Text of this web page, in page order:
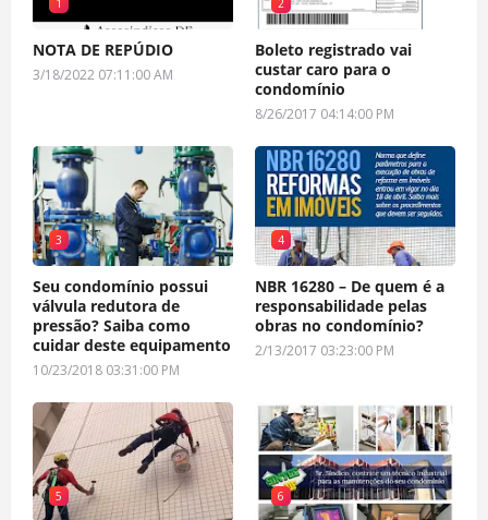
1
NOTA DE REPÚDIO
3/18/2022 07:11:00 AM
2
Boleto registrado vai
custar caro para o
condomínio
8/26/2017 04:14:00 PM
3
Seu condomínio possui
válvula redutora de
pressão? Saiba como
cuidar deste equipamento
10/23/2018 03:31:00 PM
4
NBR 16280 – De quem é a
responsabilidade pelas
obras no condomínio?
2/13/2017 03:23:00 PM
5 6